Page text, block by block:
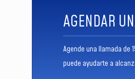
AGENDAR
Agende una llamada de
puede ayudarte a